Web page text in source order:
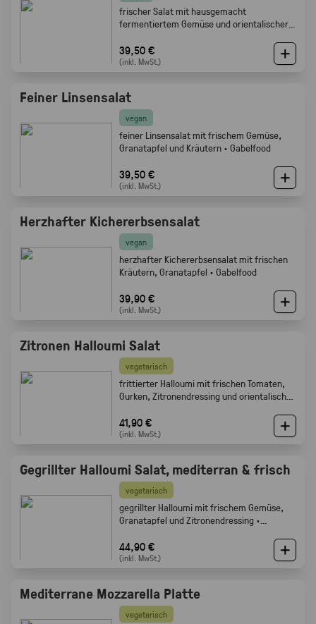
frischer Salat mit hausgemacht
fermentiertem Gemüse und orientalischer
39,50 €
(inkl. MwSt.)
Feiner Linsensalat
vegan
feiner Linsensalat mit frischem Gemüse,
Granatapfel und Kräutern · Gabelfood
39,50 €
(inkl. MwSt.)
Herzhafter Kichererbsensalat
vegan
herzhafter Kichererbsensalat mit frischen
Kräutern, Granatapfel · Gabelfood
39,90 €
(inkl. MwSt.)
Zitronen Halloumi Salat
vegetarisch
frittierter Halloumi mit frischen Tomaten,
Gurken, Zitronendressing und orientalischen
41,90 €
(inkl. MwSt.)
Gegrillter Halloumi Salat, mediterran & frisch
vegetarisch
gegrillter Halloumi mit frischem Gemüse,
Granatapfel und Zitronendressing ·
44,90 €
(inkl. MwSt.)
Mediterrane Mozzarella Platte
vegetarisch